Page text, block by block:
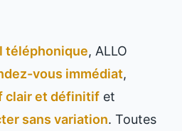
téléphonique, ALLO
vous immédiat,
clair et définitif et
sans variation. Toutes